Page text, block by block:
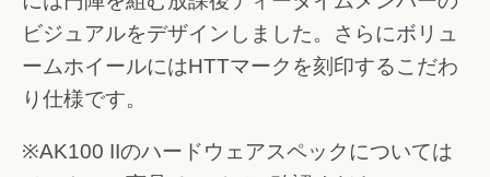
ビジュアルをデザインしました。さらにボリュ
ームホイールにはHTTマークを刻印するこだわ
り仕様です。
※AK100 IIのハードウェアスペックについては